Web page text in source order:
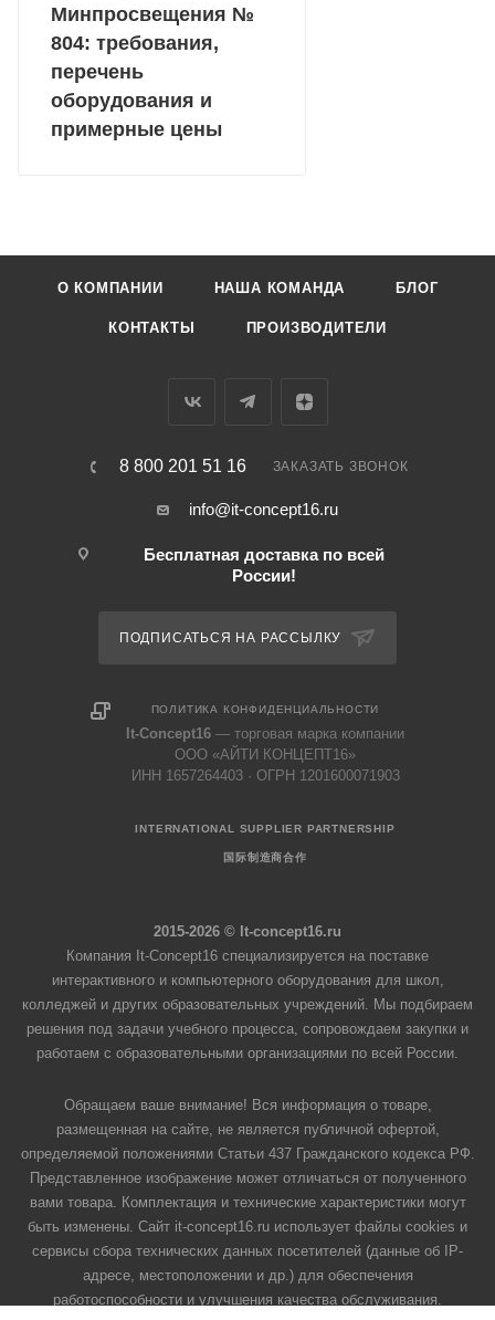
Минпросвещения №
804: требования,
перечень
оборудования и
примерные цены
О КОМПАНИИ НАША КОМАНДА БЛОГ
КОНТАКТЫ ПРОИЗВОДИТЕЛИ
8 800 201 51 16 ЗАКАЗАТЬ ЗВОНОК
info@it-concept16.ru
Бесплатная доставка по всей
России!
ПОДПИСАТЬСЯ НА РАССЫЛКУ
ПОЛИТИКА КОНФИДЕНЦИАЛЬНОСТИ
It-Concept16 — торговая марка компании
ООО «АЙТИ КОНЦЕПТ16»
ИНН 1657264403 · ОГРН 1201600071903
INTERNATIONAL SUPPLIER PARTNERSHIP
国际制造商合作
2015-2026 © It-concept16.ru
Компания It-Concept16 специализируется на поставке
интерактивного и компьютерного оборудования для школ,
колледжей и других образовательных учреждений. Мы подбираем
решения под задачи учебного процесса, сопровождаем закупки и
работаем с образовательными организациями по всей России.
Обращаем ваше внимание! Вся информация о товаре,
размещенная на сайте, не является публичной офертой,
определяемой положениями Статьи 437 Гражданского кодекса РФ.
Представленное изображение может отличаться от полученного
вами товара. Комплектация и технические характеристики могут
быть изменены. Сайт it-concept16.ru использует файлы cookies и
сервисы сбора технических данных посетителей (данные об IP-
адресе, местоположении и др.) для обеспечения
работоспособности и улучшения качества обслуживания.